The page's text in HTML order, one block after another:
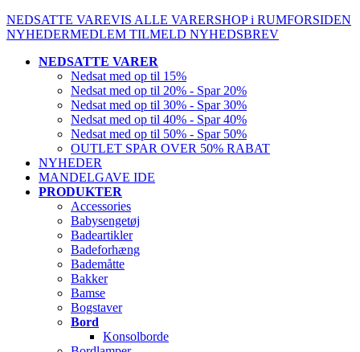
NEDSATTE VAREVIS ALLE VARERSHOP i RUMFORSIDEN
NYHEDERMEDLEM TILMELD NYHEDSBREV
NEDSATTE VARER
Nedsat med op til 15%
Nedsat med op til 20% - Spar 20%
Nedsat med op til 30% - Spar 30%
Nedsat med op til 40% - Spar 40%
Nedsat med op til 50% - Spar 50%
OUTLET SPAR OVER 50% RABAT
NYHEDER
MANDELGAVE IDE
PRODUKTER
Accessories
Babysengetøj
Badeartikler
Badeforhæng
Bademåtte
Bakker
Bamse
Bogstaver
Bord
Konsolborde